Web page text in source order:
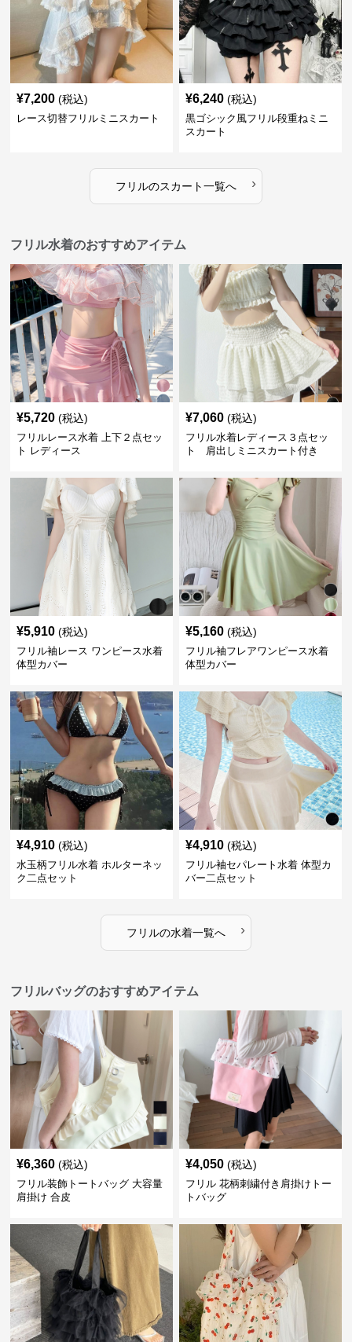
¥7,200 (税込)
レース切替フリルミニスカート
¥6,240 (税込)
黒ゴシック風フリル段重ねミニ
スカート
フリルのスカート一覧へ ›
フリル水着のおすすめアイテム
¥5,720 (税込)
フリルレース水着 上下２点セッ
ト レディース
¥7,060 (税込)
フリル水着レディース３点セッ
ト 肩出しミニスカート付き
¥5,910 (税込)
フリル袖レース ワンピース水着
体型カバー
¥5,160 (税込)
フリル袖フレアワンピース水着
体型カバー
¥4,910 (税込)
水玉柄フリル水着 ホルターネッ
ク二点セット
¥4,910 (税込)
フリル袖セパレート水着 体型カ
バー二点セット
フリルの水着一覧へ ›
フリルバッグのおすすめアイテム
¥6,360 (税込)
フリル装飾トートバッグ 大容量
肩掛け 合皮
¥4,050 (税込)
フリル 花柄刺繍付き肩掛けトー
トバッグ